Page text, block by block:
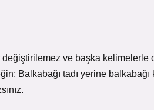
ve başka kelimelerle
Balkabağı tadı yerine balkabağı